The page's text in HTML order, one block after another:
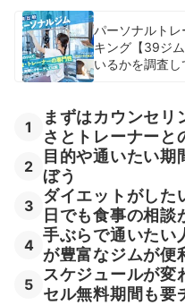
パーソナルト
キング【39ジ
いるかを調査し
1
まずはカウンセリ
さとトレーナーと
2
目的や通いたい期
ぼう
3
ダイエットがした
日でも食事の相談
4
手ぶらで通いたい
が豊富なジムが便
5
スケジュールが変
セル無料期間も要